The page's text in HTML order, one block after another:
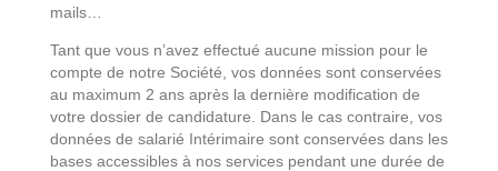
mails…
Tant que vous n’avez effectué aucune mission pour le
compte de notre Société, vos données sont conservées
au maximum 2 ans après la dernière modification de
votre dossier de candidature. Dans le cas contraire, vos
données de salarié Intérimaire sont conservées dans les
bases accessibles à nos services pendant une durée de